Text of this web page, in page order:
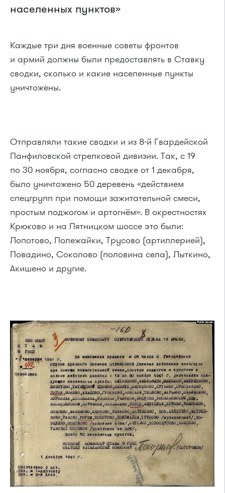
населенных пунктов»
Каждые три дня военные советы фронтов
и армий должны были предоставлять в Ставку
сводки, сколько и какие населенные пункты
уничтожены.
Отправляли такие сводки и из 8-й Гвардейской
Панфиловской стрелковой дивизии. Так, с 19
по 30 ноября, согласно сводке от 1 декабря,
было уничтожено 50 деревень «действием
спецгрупп при помощи зажитательной смеси,
простым поджогом и артогнём». В окрестностях
Крюково и на Пятницком шоссе это были:
Лопотово, Полежайки, Трусово (артиллерией),
Повадино, Соколово (половина села), Лыткино,
Акишено и другие.